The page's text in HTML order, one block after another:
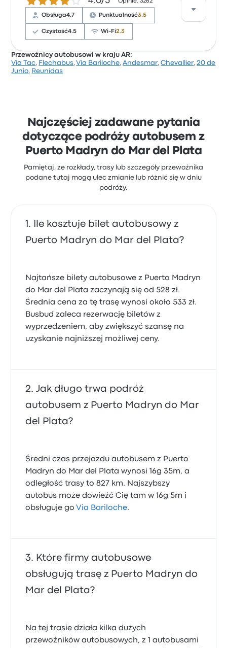
dostęp do biletów i obsługa, ale często narzekali na
Wi-Fi. Ceny biletów Via Tac na tę podróż zaczynają
się od 528 zł
Obsługa4.7 Punktualność3.5
Czystość4.5 Wi-Fi2.3
Na podstawie 3262 opinii firma otrzymała w Busbud
Przewoźnicy autobusowi w kraju AR:
Via Tac, Flechabus,Via Bariloche,Andesmar,Chevallier,20 de
Junio, Reunidas
Najczęściej zadawane pytania
dotyczące podróży autobusem z
Puerto Madryn do Mar del Plata
Pamiętaj, że rozkłady, trasy lub szczegóły przewoźnika
podane tutaj mogą ulec zmianie lub różnić się w dniu
podróży.
Ile kosztuje bilet autobusowy z
Puerto Madryn do Mar del Plata?
Najtańsze bilety autobusowe z Puerto Madryn
do Mar del Plata zaczynają się od 528 zł.
Średnia cena za tę trasę wynosi około 533 zł.
Busbud zaleca rezerwację biletów z
wyprzedzeniem, aby zwiększyć szansę na
uzyskanie najniższej możliwej ceny.
Jak długo trwa podróż
autobusem z Puerto Madryn do Mar
del Plata?
Średni czas przejazdu autobusem z Puerto
Madryn do Mar del Plata wynosi 16g 35m, a
odległość trasy to 827 km. Najszybszy
autobus może dowieźć Cię tam w 16g 5m i
obsługuje go Via Bariloche.
Które firmy autobusowe
obsługują trasę z Puerto Madryn do
Mar del Plata?
Na tej trasie działa kilka dużych
przewoźników autobusowych, z 1 autobusami